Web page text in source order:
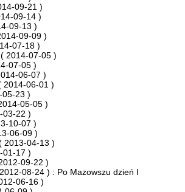
09-21 )
09-14 )
09-13 )
09-09 )
07-18 )
( 2014-07-05 )
07-05 )
06-07 )
2014-06-01 )
05-23 )
05-05 )
03-22 )
10-07 )
06-09 )
2013-04-13 )
01-17 )
09-22 )
08-24 ) : Po Mazowszu dzień I
06-16 )